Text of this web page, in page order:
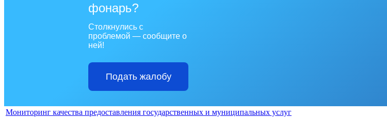
фонарь?
Столкнулись с
проблемой — сообщите о
ней!
Подать жалобу
Мониторинг качества предоставления государственных и муниципальных услуг